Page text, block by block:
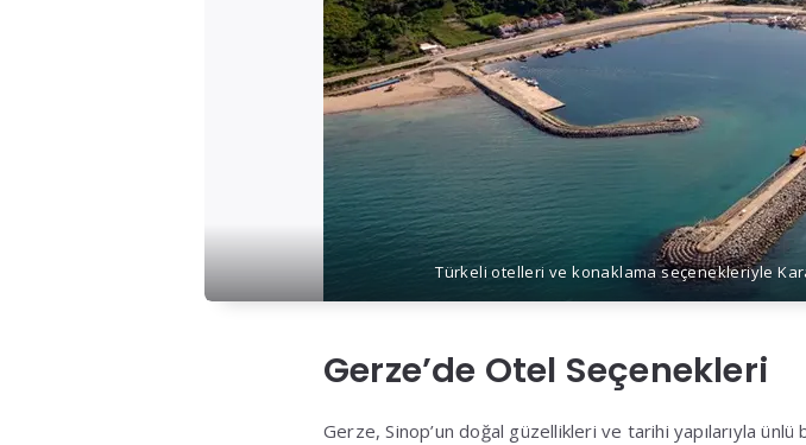
Türkeli otelleri ve konaklama seçenekleriyle
Gerze’de Otel Seçenekleri
Gerze, Sinop’un doğal güzellikleri ve tarihi yapılarıyla